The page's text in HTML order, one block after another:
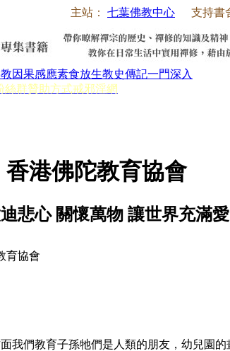
主站： 七葉佛教中心 支持書
因果感應素食放生教史傳記一門深入
絲群贊助方式戒邪淫網
港佛陀教育協會
悲心 關懷萬物 讓世界充滿愛
育協會
們教育子孫牠們是人類的朋友，幼兒園的